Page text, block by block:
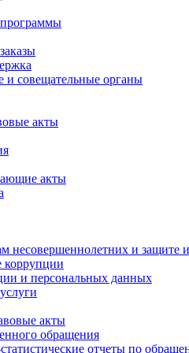
совещательные органы
акты
акты
несовершеннолетних и защите
коррупции
и персональных данных
акты
обращения
отчеты по